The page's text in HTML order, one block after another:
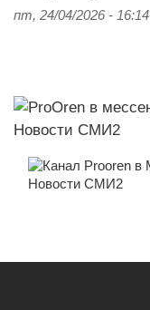
пт, 24/04/2026 - 16:14
Новости СМИ2
Новости СМИ2